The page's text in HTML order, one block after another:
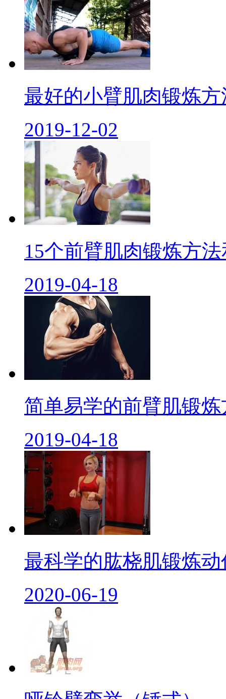
最好的小臂肌肉锻炼方
2019-12-02
15个前臂肌肉锻炼方
2019-04-18
简单易学的前臂肌锻炼
2019-04-18
最科学的肱桡肌锻炼动
2020-06-19